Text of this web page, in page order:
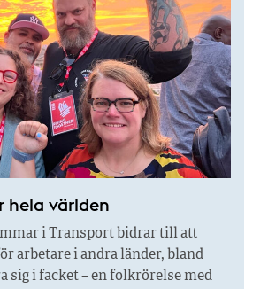
hela världen
i Transport bidrar till att
arbetare i andra länder, bland
sig i facket – en folkrörelse med